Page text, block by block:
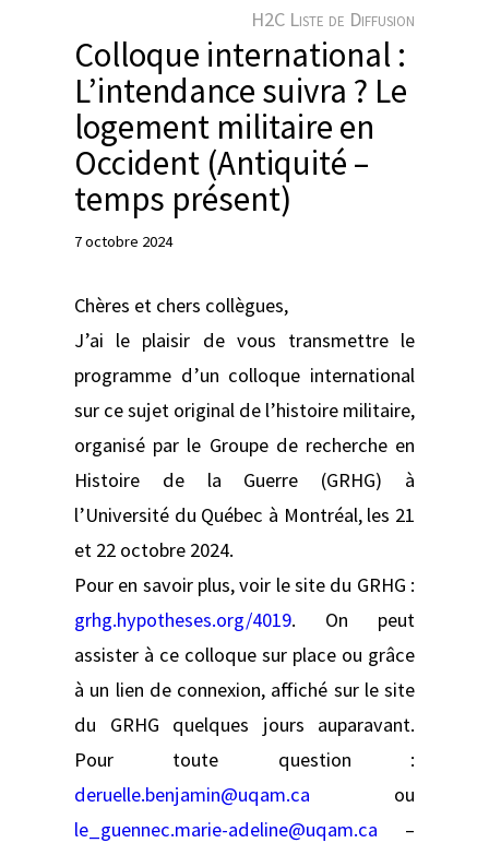
H2C Liste de Diffusion
Colloque international :
L’intendance suivra ? Le
logement militaire en
Occident (Antiquité –
temps présent)
7 octobre 2024
Chères et chers collègues,
J’ai le plaisir de vous transmettre le
programme d’un colloque international
sur ce sujet original de l’histoire militaire,
organisé par le Groupe de recherche en
Histoire de la Guerre (GRHG) à
l’Université du Québec à Montréal, les 21
et 22 octobre 2024.
Pour en savoir plus, voir le site du GRHG :
grhg.hypotheses.org/4019. On peut
assister à ce colloque sur place ou grâce
à un lien de connexion, affiché sur le site
du GRHG quelques jours auparavant.
Pour toute question :
deruelle.benjamin@uqam.ca ou
le_guennec.marie-adeline@uqam.ca –